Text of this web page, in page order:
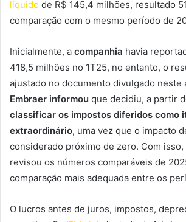
líquido de R$ 145,4 milhões, resultado
comparação com o mesmo período de
Inicialmente, a companhia havia
418,5 milhões no 1T25, no entanto, o
ajustado no documento divulgado neste
Embraer informou que decidiu, a partir
classificar os impostos diferidos como
extraordinário, uma vez que o impacto
considerado próximo de zero. Com isso,
revisou os números comparáveis de
comparação mais adequada entre os
O lucros antes de juros, impostos,